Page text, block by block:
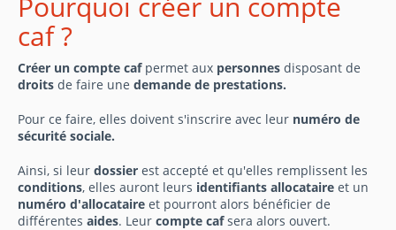
caf ?
Créer un compte cafpermet aux personnes disposant de
droits de faire une demande de prestations.
Pour ce faire, elles doivent s'inscrire avec leur numéro de
sécurité sociale.
Ainsi, si leur dossier est accepté et qu'elles remplissent les
conditions, elles auront leurs identifiants allocataire et un
numéro d'allocataire et pourront alors bénéficier de
différentes aides. Leur compte cafsera alors ouvert.